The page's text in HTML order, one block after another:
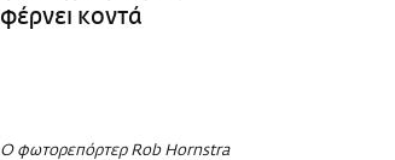
φέρνει κοντά
Ο φωτορεπόρτερ Rob Hornstra